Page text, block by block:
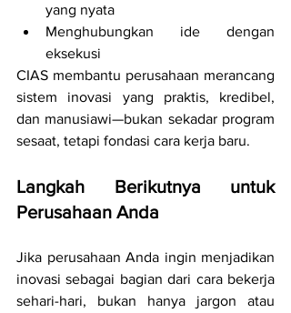
yang nyata
Menghubungkan ide dengan
eksekusi
CIAS membantu perusahaan merancang
sistem inovasi yang praktis, kredibel,
dan manusiawi—bukan sekadar program
sesaat, tetapi fondasi cara kerja baru.
Langkah Berikutnya untuk
Perusahaan Anda
Jika perusahaan Anda ingin menjadikan
inovasi sebagai bagian dari cara bekerja
sehari-hari, bukan hanya jargon atau